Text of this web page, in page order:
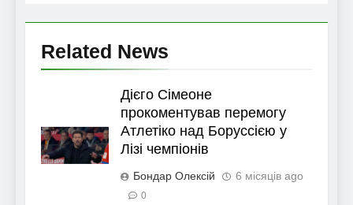
Related News
Дієго Сімеоне
прокоментував перемогу
Атлетіко над Боруссією у
Лізі чемпіонів
Бондар Олексій 6 місяців ago
0